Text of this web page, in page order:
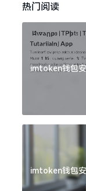
热门阅读
imtoken钱包
imtoken钱包